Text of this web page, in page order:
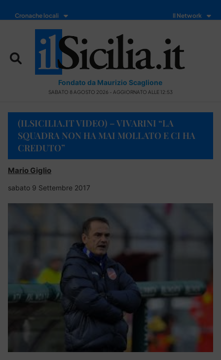
Cronache locali Il Network
Fondato da Maurizio Scaglione
SABATO 8 AGOSTO 2026 - AGGIORNATO ALLE 12:53
(ILSICILIA.IT VIDEO) – VIVARINI “LA
SQUADRA NON HA MAI MOLLATO E CI HA
CREDUTO”
Mario Giglio
sabato 9 Settembre 2017